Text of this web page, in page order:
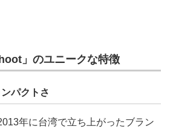
」のユニークな特徴
パクトさ
年に台湾で立ち上がったブラン